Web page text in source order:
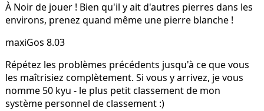
À Noir de jouer ! Bien qu'il y ait d'autres pierres dans les
environs, prenez quand même une pierre blanche !
maxiGos 8.03
Répétez les problèmes précédents jusqu'à ce que vous
les maîtrisiez complètement. Si vous y arrivez, je vous
nomme 50 kyu - le plus petit classement de mon
système personnel de classement :)